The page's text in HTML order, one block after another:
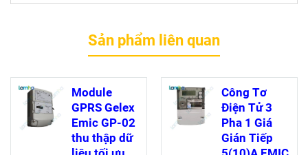
Sản phẩm liên quan
Module
GPRS Gelex
Emic GP-02
thu thập dữ
Công Tơ
Điện Tử 3
Pha 1 Giá
Gián Tiếp